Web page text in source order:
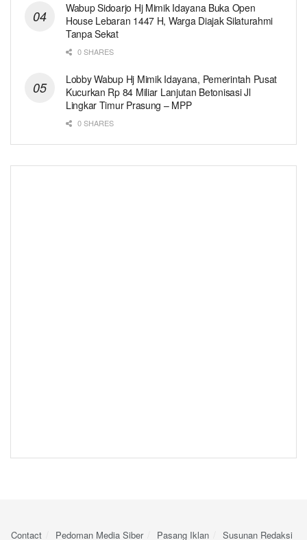
Wabup Sidoarjo Hj Mimik Idayana Buka Open
House Lebaran 1447 H, Warga Diajak Silaturahmi
Tanpa Sekat
0 SHARES
Lobby Wabup Hj Mimik Idayana, Pemerintah Pusat
Kucurkan Rp 84 Miliar Lanjutan Betonisasi Jl
Lingkar Timur Prasung – MPP
0 SHARES
Contact Pedoman Media Siber Pasang Iklan Susunan Redaksi